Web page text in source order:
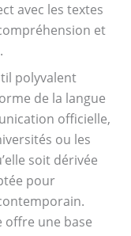
avec les textes
et
polyvalent
de la langue
officielle,
ou les
soit dérivée
pour
offre une base